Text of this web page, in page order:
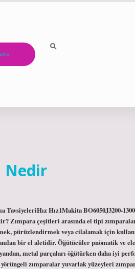
Nedir
Hız1Makita BO6050J3200-
Zımpara çeşitleri arasında el tipi
pürüzlendirmek veya cilalamak için
bir el aletidir. Öğütücüler pnömatik ve
metal parçaları öğütürken daha iyi
zımparalar yuvarlak yüzeyleri